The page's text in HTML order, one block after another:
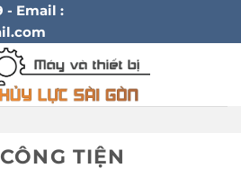
- Email :
TIỆN